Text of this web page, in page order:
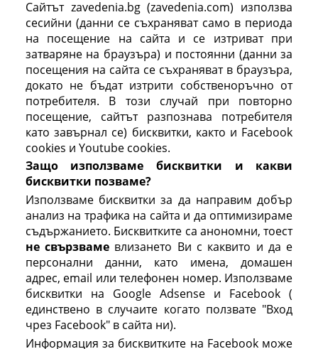
Сайтът zavedenia.bg (zavedenia.com) използва
сесийни (данни се съхраняват само в периода
на посещение на сайта и се изтриват при
затваряне на браузъра) и постоянни (данни за
посещения на сайта се съхраняват в браузъра,
докато не бъдат изтрити собственоръчно от
потребителя. В този случай при повторно
посещение, сайтът разпознава потребителя
като завърнал се) бисквитки, както и Facebook
cookies и Youtube cookies.
Защо използваме бисквитки и какви
бисквитки позваме?
Използваме бисквитки за да направим добър
анализ на трафика на сайта и да оптимизираме
съдържанието. Бисквитките са анономни, тоест
не свързваме влизането Ви с каквито и да е
персонални данни, като имена, домашен
адрес, email или телефонен номер. Използваме
бисквитки на Google Adsense и Facebook (
единствено в случаите когато ползвате "Вход
чрез Facebook" в сайта ни).
Информация за бисквитките на Facebook може